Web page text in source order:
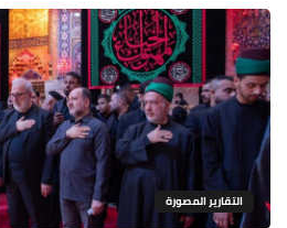
التقارير المصورة